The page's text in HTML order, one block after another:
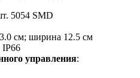
5054 SMD
см; ширина 12.5 см
IP66
управления: